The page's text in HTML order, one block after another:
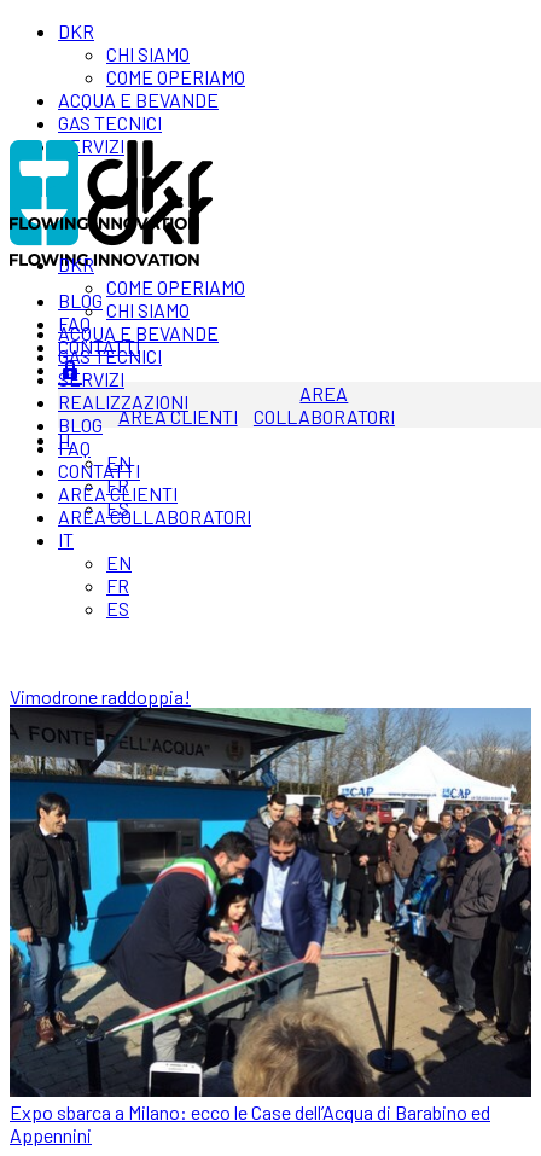
DKR
CHI SIAMO
COME OPERIAMO
ACQUA E BEVANDE
GAS TECNICI
SERVIZI
BLOG
FAQ
CONTATTI
AREA CLIENTI
AREA
COLLABORATORI
IT
EN
FR
ES
DKR
COME OPERIAMO
CHI SIAMO
ACQUA E BEVANDE
GAS TECNICI
SERVIZI
REALIZZAZIONI
BLOG
FAQ
CONTATTI
AREA CLIENTI
AREA COLLABORATORI
IT
EN
FR
ES
Vimodrone raddoppia!
Expo sbarca a Milano: ecco le Case dell’Acqua di Barabino ed
Appennini